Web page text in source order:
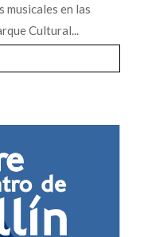
musicales en las
Cultural...